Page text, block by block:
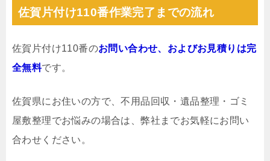
佐賀片付け110番作業完了までの流れ
佐賀片付け110番のお問い合わせ、およびお見積りは完
全無料です。
佐賀県にお住いの方で、不用品回収・遺品整理・ゴミ
屋敷整理でお悩みの場合は、弊社までお気軽にお問い
合わせください。